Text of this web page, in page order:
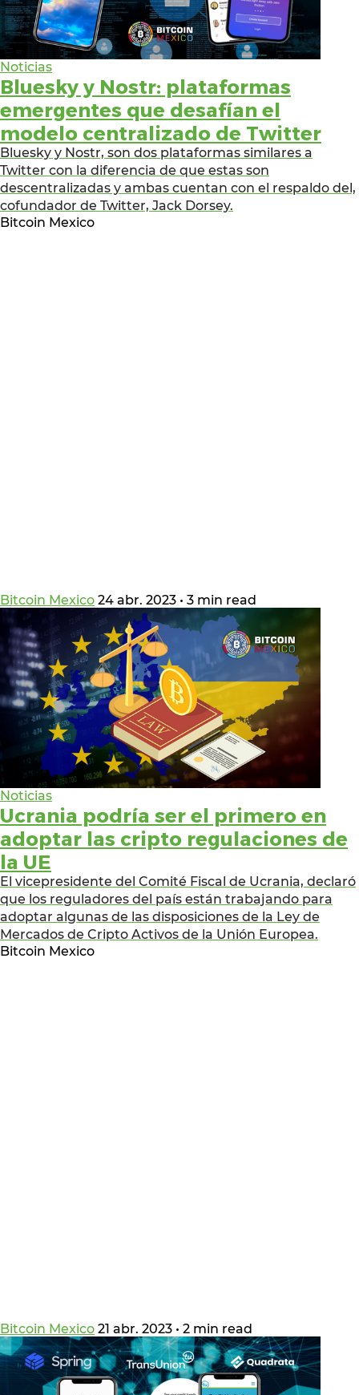
Noticias
Bluesky y Nostr: plataformas
emergentes que desafían el
modelo centralizado de Twitter
Bluesky y Nostr, son dos plataformas similares a
Twitter con la diferencia de que estas son
descentralizadas y ambas cuentan con el respaldo del,
cofundador de Twitter, Jack Dorsey.
Bitcoin Mexico
Bitcoin Mexico 24 abr. 2023 • 3 min read
Noticias
Ucrania podría ser el primero en
adoptar las cripto regulaciones de
la UE
El vicepresidente del Comité Fiscal de Ucrania, declaró
que los reguladores del país están trabajando para
adoptar algunas de las disposiciones de la Ley de
Mercados de Cripto Activos de la Unión Europea.
Bitcoin Mexico
Bitcoin Mexico 21 abr. 2023 • 2 min read